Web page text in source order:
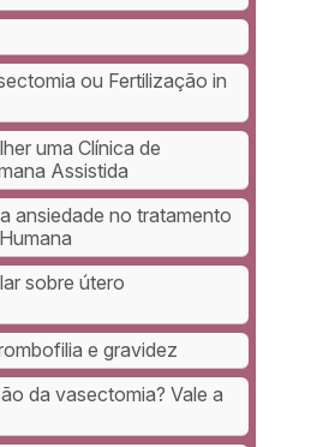
ou Fertilização in
uma Clínica de
Assistida
ansiedade no tratamento
sobre útero
e gravidez
da vasectomia? Vale a